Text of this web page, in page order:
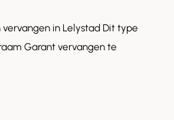
in Lelystad Dit type
Garant vervangen te